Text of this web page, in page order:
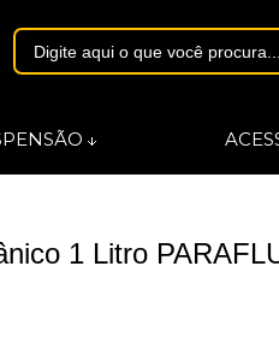
1 Litro